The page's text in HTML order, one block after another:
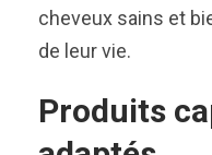
cheveux sains et
de leur vie.
Produits